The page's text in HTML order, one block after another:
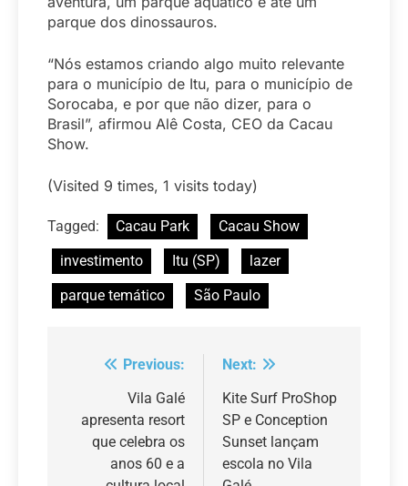
parque dos dinossauros.
“Nós estamos criando algo muito relevante
para o município de Itu, para o município de
Sorocaba, e por que não dizer, para o
Brasil”, afirmou Alê Costa, CEO da Cacau
Show.
(Visited 9 times, 1 visits today)
Tagged: Cacau Park
Cacau Show
investimento
Itu (SP)
lazer
parque temático
São Paulo
Navegação
Post
Previous:
Vila Galé
apresenta resort
que celebra os
anos 60 e a
Next:
Kite Surf ProShop
SP e Conception
Sunset lançam
escola no Vila